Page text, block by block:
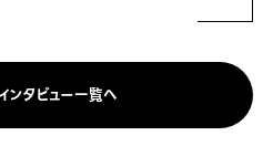
ンタビュー一覧へ